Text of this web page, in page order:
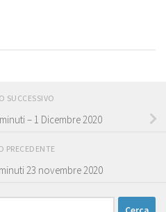
SUCCESSIVO
– 1 Dicembre 2020
PRECEDENTE
23 novembre 2020